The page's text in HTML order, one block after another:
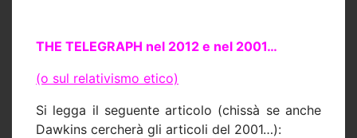
THE TELEGRAPH nel 2012 e nel 2001…
(o sul relativismo etico)
Si legga il seguente articolo (chissà se anche
Dawkins cercherà gli articoli del 2001…):